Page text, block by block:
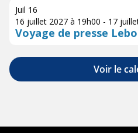
Juil 16
16 juillet 2027 à 19h00 - 17
Voyage de presse
Voir le